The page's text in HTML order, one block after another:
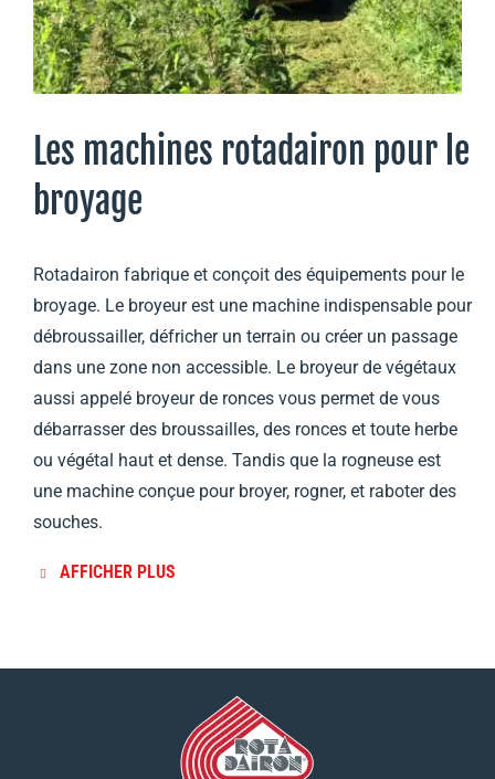
Les machines rotadairon pour le
broyage
Rotadairon fabrique et conçoit des équipements pour le
broyage. Le broyeur est une machine indispensable pour
débroussailler, défricher un terrain ou créer un passage
dans une zone non accessible. Le broyeur de végétaux
aussi appelé broyeur de ronces vous permet de vous
débarrasser des broussailles, des ronces et toute herbe
ou végétal haut et dense. Tandis que la rogneuse est
une machine conçue pour broyer, rogner, et raboter des
souches.
AFFICHER PLUS